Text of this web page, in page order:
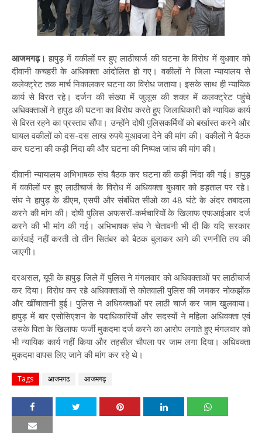
आजमगढ़। हापुड़ में वकीलों पर हुए लाठीचार्ज की घटना के विरोध में बुधवार को
दीवानी कचहरी के अधिवक्ता आंदोलित हो गए। वकीलों ने जिला न्यायालय से
कलेक्ट्रेट तक मार्च निकालकर घटना का विरोध जताया। इसके साथ ही न्यायिक
कार्य से विरत रहे। दर्जन की संख्या में जुलूस की शक्ल में कलक्ट्रेट पहुंचे
अधिवक्ताओं ने हापुड़ की घटना का विरोध करते हुए जिलाधिकारी को न्यायिक कार्य
से विरत रहने का प्रस्ताव सौंपा। उन्होंने दोषी पुलिसकर्मियों को बर्खास्त करने और
घायल वकीलों को दस-दस लाख रुपये मुआवजा देने की मांग की। वकीलों ने बैठक
कर घटना की कड़ी निंदा की और घटना की निष्पक्ष जांच की मांग की।
दीवानी न्यायालय अभिभाषक संघ बैठक कर घटना की कड़ी निंदा की गई। हापुड़
में वकीलों पर हुए लाठीचार्ज के विरोध में अधिवक्ता बुधवार को हड़ताल पर रहे।
संघ ने हापुड़ के डीएम, एसपी और संबंधित सीओ का 48 घंटे के अंदर तबादला
करने की मांग की। दोषी पुलिस अफसरों-कर्मचारियों के खिलाफ एफआईआर दर्ज
करने की भी मांग की गई। अभिभाषक संघ ने चेतावनी भी दी कि यदि सरकार
कार्रवाई नहीं करती तो तीन सितंबर को बैठक बुलाकर आगे की रणनीति तय की
जाएगी।
दरअसल, यूपी के हापुड़ जिले में पुलिस ने मंगलवार को अधिवक्ताओं पर लाठीचार्ज
कर दिया। विरोध कर रहे अधिवक्ताओं से कोतवाली पुलिस की जमकर नोकझोंक
और खींचातानी हुई। पुलिस ने अधिवक्ताओं पर लाठी चार्ज कर जाम खुलवाया।
हापुड़ में बार एसोसिएशन के पदाधिकारियों और सदस्यों ने महिला अधिवक्ता एवं
उसके पिता के खिलाफ फर्जी मुकदमा दर्ज करने का आरोप लगाते हुए मंगलवार को
भी न्यायिक कार्य नहीं किया और तहसील चौपला पर जाम लगा दिया। अधिवक्ता
मुकदमा वापस लिए जाने की मांग कर रहे थे।
Tags आजमगढ आजमगढ़